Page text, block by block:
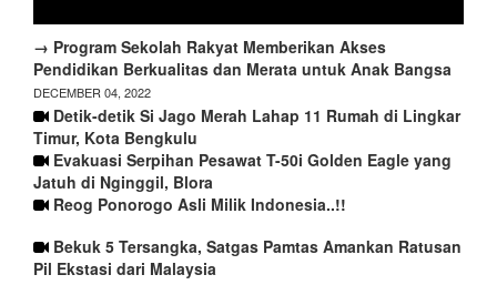
→ Program Sekolah Rakyat Memberikan Akses
Pendidikan Berkualitas dan Merata untuk Anak Bangsa
DECEMBER 04, 2022
Detik-detik Si Jago Merah Lahap 11 Rumah di Lingkar
Timur, Kota Bengkulu
Evakuasi Serpihan Pesawat T-50i Golden Eagle yang
Jatuh di Nginggil, Blora
Reog Ponorogo Asli Milik Indonesia..!!
Bekuk 5 Tersangka, Satgas Pamtas Amankan Ratusan
Pil Ekstasi dari Malaysia